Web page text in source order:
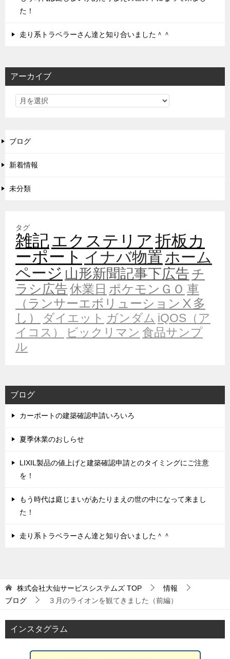
た！
走り系トラベラーさん達と知り合いました＾＾
アーカイブ
ブログ
新着情報
未分類
タグ
雑記エクステリア折板カ
ーポート イナバ物置ホーム
ページ 山形新聞記事下広告 チ
ラシ広告休業日 ポケモンＧＯ 車
（ランサーエボリューションⅩ多
し）
ダイエット ガンダム iQOS（ア
イコス）
ビックリマン 食品サンプ
ル
ブログ
カーポートの建築確認申請いろいろ
夏季休業のおしらせ
LIXIL製品の値上げと建築確認申請とのタイミングにご注意
を！
もう時代は庭じまいがあたりまえの世の中になって来まし
た！
走り系トラベラーさん達と知り合いました＾＾
株式会社大仙サービスシステムズ TOP
情報
ブログ
３月のライオンを観てきました（前編）
インスタグラム